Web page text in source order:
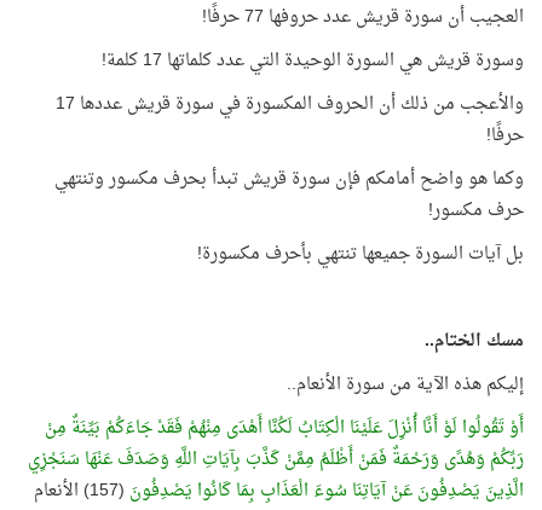
العجيب أن سورة قريش عدد حروفها 77 حرفًا!
وسورة قريش هي السورة الوحيدة التي عدد كلماتها 17 كلمة!
والأعجب من ذلك أن الحروف المكسورة في سورة قريش عددها 17
حرفًا!
وكما هو واضح أمامكم فإن سورة قريش تبدأ بحرف مكسور وتنتهي
حرف مكسور!
بل آيات السورة جميعها تنتهي بأحرف مكسورة!
مسك الختام..
إليكم هذه الآية من سورة الأنعام..
أَوْ تَقُولُوا لَوْ أَنَّا أُنْزِلَ عَلَيْنَا الْكِتَابُ لَكُنَّا أَهْدَى مِنْهُمْ فَقَدْ جَاءَكُمْ بَيِّنَةٌ مِنْ
رَبِّكُمْ وَهُدًى وَرَحْمَةٌ فَمَنْ أَظْلَمُ مِمَّنْ كَذَّبَ بِآيَاتِ اللَّهِ وَصَدَفَ عَنْهَا سَنَجْزِي
الَّذِينَ يَصْدِفُونَ عَنْ آيَاتِنَا سُوءَ الْعَذَابِ بِمَا كَانُوا يَصْدِفُونَ (157) الأنعام